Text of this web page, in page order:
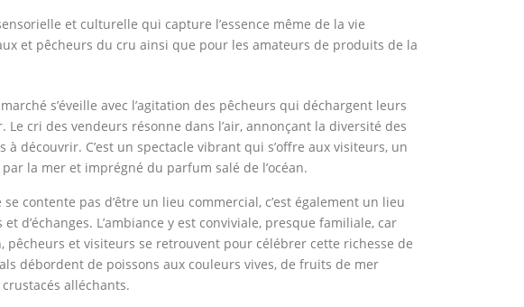
et culturelle qui capture l’essence même de la vie
et pêcheurs du cru ainsi que pour les amateurs de produits de la
marché s’éveille avec l’agitation des pêcheurs qui déchargent leurs
Le cri des vendeurs résonne dans l’air, annonçant la diversité des
à découvrir. C’est un spectacle vibrant qui s’offre aux visiteurs, un
la mer et imprégné du parfum salé de l’océan.
se contente pas d’être un lieu commercial, c’est également un lieu
d’échanges. L’ambiance y est conviviale, presque familiale, car
pêcheurs et visiteurs se retrouvent pour célébrer cette richesse de
débordent de poissons aux couleurs vives, de fruits de mer
alléchants.